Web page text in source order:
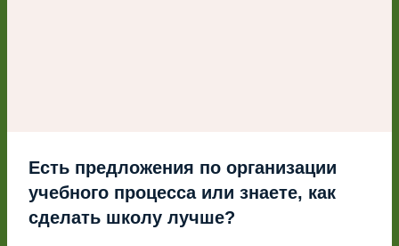
Есть предложения по организации
учебного процесса или знаете, как
сделать школу лучше?